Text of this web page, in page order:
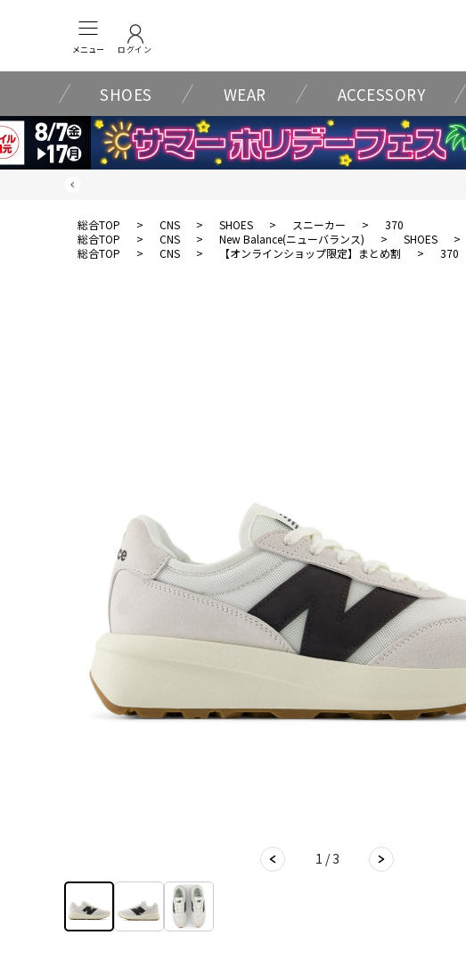
メニュー ログイン
SHOES WEAR ACCESSORY
総合TOP > CNS > SHOES > スニーカー >
370
総合TOP
> CNS > New Balance(ニューバランス) > SHOES >
総合TOP
> CNS > 【オンラインショップ限定】まとめ割 > 370
1 / 3